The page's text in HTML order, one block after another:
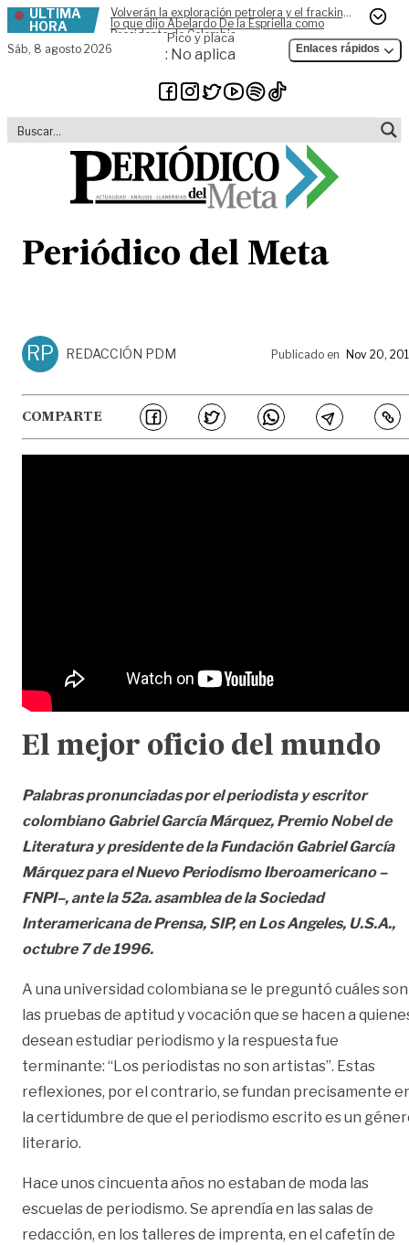
Skip to content
ÚLTIMA
HORA
Volverán la exploración petrolera y el fracking,
lo que dijo Abelardo De la Espriella como
Presidente de Colombia
Sáb, 8 agosto 2026
Pico y placa
: No aplica Enlaces rápidos
Periódico del Meta
RP REDACCIÓN PDM Publicado en Nov 20,
COMPARTE
El mejor oficio del mundo
Palabras pronunciadas por el periodista y escritor
colombiano Gabriel García Márquez, Premio Nobel de
Literatura y presidente de la Fundación Gabriel García
Márquez para el Nuevo Periodismo Iberoamericano –
FNPI–, ante la 52a. asamblea de la Sociedad
Interamericana de Prensa, SIP, en Los Angeles, U.S.A.,
octubre 7 de 1996.
A una universidad colombiana se le preguntó cuáles son
las pruebas de aptitud y vocación que se hacen a
desean estudiar periodismo y la respuesta fue
terminante: “Los periodistas no son artistas”. Estas
reflexiones, por el contrario, se fundan precisamente
la certidumbre de que el periodismo escrito es un
literario.
Hace unos cincuenta años no estaban de moda las
escuelas de periodismo. Se aprendía en las salas de
redacción, en los talleres de imprenta, en el cafetín de